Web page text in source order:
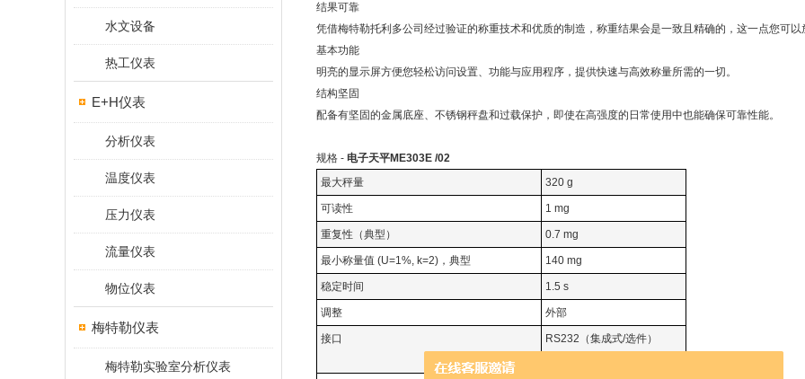
水文设备
热工仪表
E+H仪表
分析仪表
温度仪表
压力仪表
流量仪表
物位仪表
梅特勒仪表
梅特勒实验室分析仪表
结果可靠
凭借梅特勒托利多公司经过验证的称重技术和优质的制造，称重结果会是一致且精确的，这一点您可以
基本功能
明亮的显示屏方便您轻松访问设置、功能与应用程序，提供快速与高效称量所需的一切。
结构坚固
配备有坚固的金属底座、不锈钢秤盘和过载保护，即使在高强度的日常使用中也能确保可靠性能。
规格 - 电子天平ME303E /02
最大秤量
320 g
可读性 1 mg
重复性（典型） 0.7 mg
最小称量值 (U=1%, k=2)，典型 140 mg
稳定时间 1.5 s
调整 外部
接口
RS232（集成式/选件）